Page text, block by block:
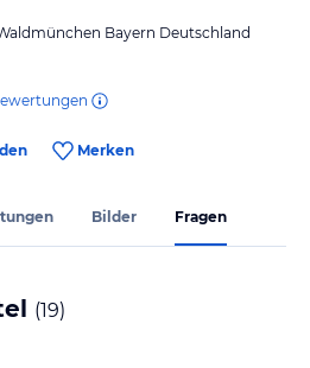
Bayern Deutschland
Merken
Bilder Fragen
(19)